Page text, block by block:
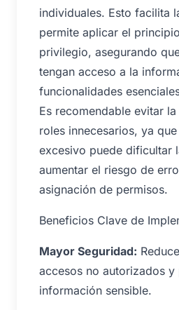
individuales. Esto facilita
permite aplicar el
privilegio, asegurando
tengan acceso a la
funcionalidades
Es recomendable evitar
roles innecesarios, ya
excesivo puede dificultar
aumentar el riesgo de
asignación de permisos.
Beneficios Clave de
Mayor Seguridad:
accesos no autorizados y
información sensible.